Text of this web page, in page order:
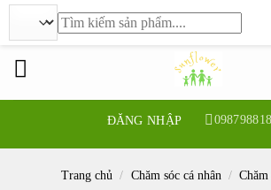
ĐĂNG NHẬP
Tìm
kiếm:
Trang chủ / Chăm sóc cá nhân /